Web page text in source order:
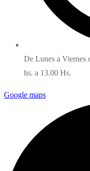
De Lunes a Viernes
hs. a 13.00 Hs.
Google maps